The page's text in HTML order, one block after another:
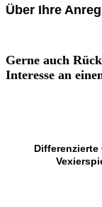
Über Ihre
Gerne auch
Interesse an